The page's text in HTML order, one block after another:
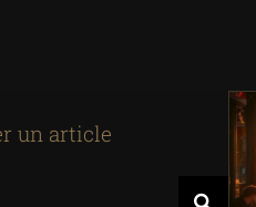
un article